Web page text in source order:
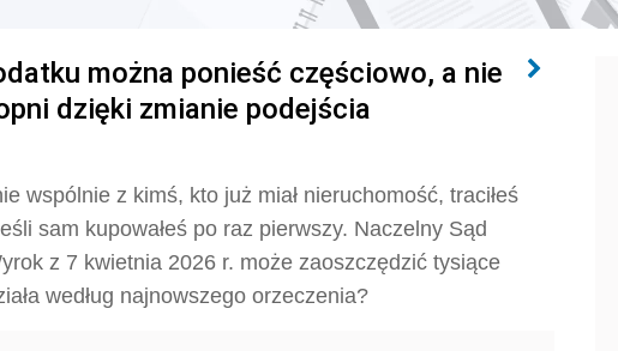
można ponieść częściowo, a nie
dzięki zmianie podejścia
wspólnie z kimś, kto już miał nieruchomość, traciłeś
sam kupowałeś po raz pierwszy. Naczelny Sąd
z 7 kwietnia 2026 r. może zaoszczędzić tysiące
według najnowszego orzeczenia?